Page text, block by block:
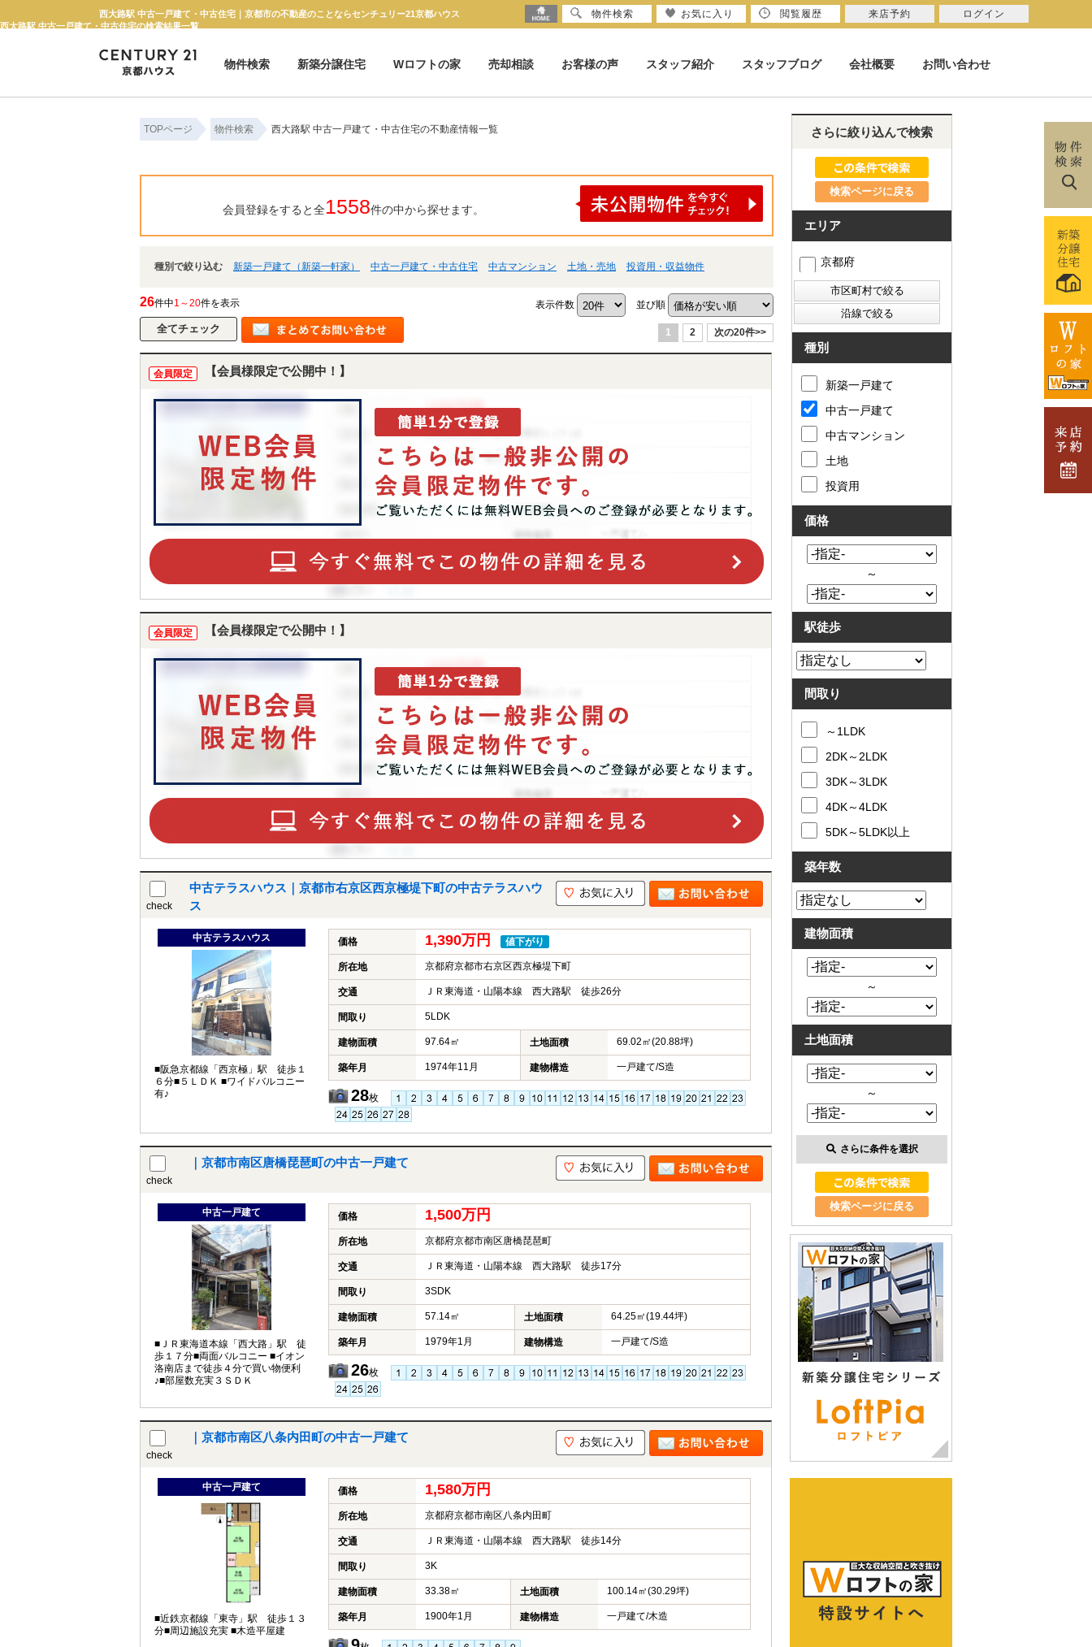
西大路駅 中古一戸建て・中古住宅｜京都市の不動産のことならセンチュリー21京都ハウス
物件検索
新築分譲住宅 Wロフトの家 売却相談 お客様の声 スタッフ紹介 スタッフブログ 会社概要 お問い合わせ
TOPページ 物件検索 西大路駅 中古一戸建て・中古住宅の不動産情報一覧
西大路駅 中古一戸建て・中古住宅の検索結果一覧
会員登録をすると全1558件の中から探せます。
種別で絞り込む 新築一戸建て（新築一軒家） 中古一戸建て・中古住宅 中古マンション 土地・売地 投資用・収益物件
26件中1～20件を表示 表示件数 並び順
1 2 次の20件>>
会員限定 【会員様限定で公開中！】
会員限定 【会員様限定で公開中！】
check
中古テラスハウス｜京都市右京区西京極堤下町の中古テラスハウ
ス
中古テラスハウス
■阪急京都線「西京極」駅 徒歩１
６分■５ＬＤＫ ■ワイドバルコニー
有♪
価格 1,390万円 値下がり
所在地 京都府京都市右京区西京極堤下町
交通 ＪＲ東海道・山陽本線 西大路駅 徒歩26分
間取り 5LDK
建物面積 97.64㎡ 土地面積 69.02㎡(20.88坪)
築年月 1974年11月 建物構造 一戸建て/S造
28枚
check
｜京都市南区唐橋琵琶町の中古一戸建て
中古一戸建て
■ＪＲ東海道本線「西大路」駅 徒
歩１７分■両面バルコニー ■イオン
洛南店まで徒歩４分で買い物便利
♪■部屋数充実３ＳＤＫ
価格 1,500万円
所在地 京都府京都市南区唐橋琵琶町
交通 ＪＲ東海道・山陽本線 西大路駅 徒歩17分
間取り 3SDK
建物面積 57.14㎡ 土地面積 64.25㎡(19.44坪)
築年月 1979年1月 建物構造 一戸建て/S造
26枚
check
｜京都市南区八条内田町の中古一戸建て
中古一戸建て
■近鉄京都線「東寺」駅 徒歩１３
分■周辺施設充実 ■木造平屋建
価格 1,580万円
所在地 京都府京都市南区八条内田町
交通 ＪＲ東海道・山陽本線 西大路駅 徒歩14分
間取り 3K
建物面積 33.38㎡ 土地面積 100.14㎡(30.29坪)
築年月 1900年1月 建物構造 一戸建て/木造
さらに絞り込んで検索
検索ページに戻る
エリア
京都府
種別
新築一戸建て
中古一戸建て
中古マンション
土地
投資用
価格
～
駅徒歩
間取り
～1LDK
2DK～2LDK
3DK～3LDK
4DK～4LDK
5DK～5LDK以上
築年数
建物面積
～
土地面積
～
さらに条件を選択
検索ページに戻る
物件検索 お気に入り 閲覧履歴 来店予約 ログイン